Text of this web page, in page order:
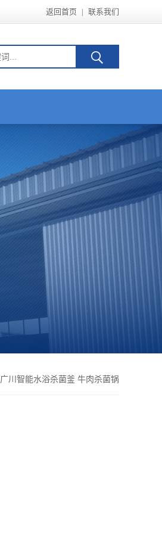
返回首页 | 联系我们
广川智能水浴杀菌釜 牛肉杀菌锅